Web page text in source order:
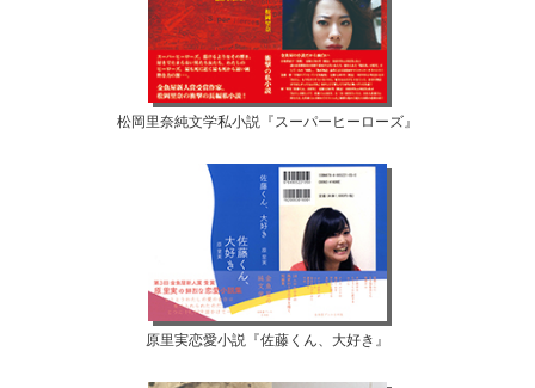
松岡里奈純文学私小説『スーパーヒーローズ』
原里実恋愛小説『佐藤くん、大好き』